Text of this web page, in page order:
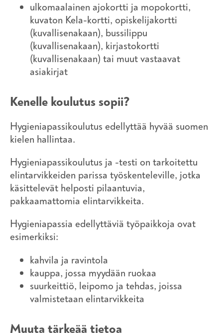
ulkomaalainen ajokortti ja mopokortti,
kuvaton Kela-kortti, opiskelijakortti
(kuvallisenakaan), bussilippu
(kuvallisenakaan), kirjastokortti
(kuvallisenakaan) tai muut vastaavat
asiakirjat
Kenelle koulutus sopii?
Hygieniapassikoulutus edellyttää hyvää suomen
kielen hallintaa.
Hygieniapassikoulutus ja -testi on tarkoitettu
elintarvikkeiden parissa työskenteleville, jotka
käsittelevät helposti pilaantuvia,
pakkaamattomia elintarvikkeita.
Hygieniapassia edellyttäviä työpaikkoja ovat
esimerkiksi:
kahvila ja ravintola
kauppa, jossa myydään ruokaa
suurkeittiö, leipomo ja tehdas, joissa
valmistetaan elintarvikkeita
Muuta tärkeää tietoa